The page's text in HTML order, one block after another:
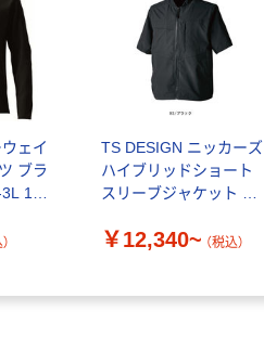
ェイ
ブラ
1枚
TS DESIGN ニッカーズ
ハイブリッドショート
スリーブジャケット ブ
￥12,340~ （税込）